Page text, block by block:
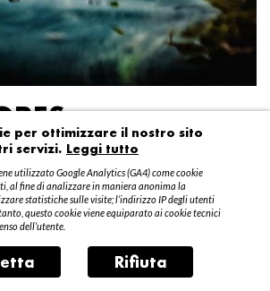
per ottimizzare il nostro sito
servizi. Leggi tutto
utilizzato Google Analytics (GA4) come cookie
al fine di analizzare in maniera anonima la
statistiche sulle visite; l’indirizzo IP degli utenti
questo cookie viene equiparato ai cookie tecnici
dell’utente.
Rifiuta